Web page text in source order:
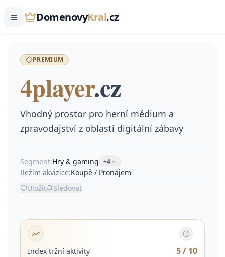
DomenovyKral.cz
PREMIUM
4player.cz
Vhodný prostor pro herní médium a
zpravodajství z oblasti digitální zábavy
Segment:Hry & gaming +4
Režim akvizice:Koupě / Pronájem
Uložit
Sledovat
Index tržní aktivity 5/ 10